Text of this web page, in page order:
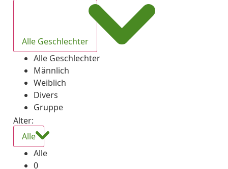
Alle Geschlechter
Alle Geschlechter
Männlich
Weiblich
Divers
Gruppe
Alter:
Alle
Alle
0